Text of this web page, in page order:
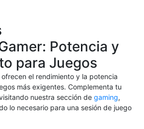
Potencia y
para Juegos
el rendimiento y la potencia
más exigentes. Complementa tu
nuestra sección de gaming,
lo necesario para una sesión de juego